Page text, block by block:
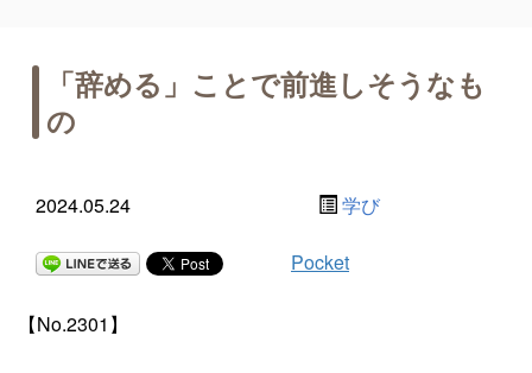
「辞める」ことで前進しそうなも
の
2024.05.24 学び
Pocket
【No.2301】